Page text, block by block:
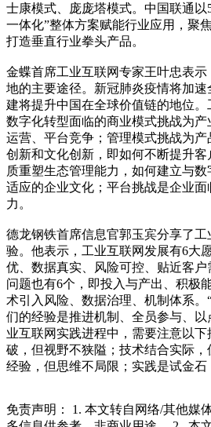
士康模式、庞庞塔模式。中国联通以
一体化”整体方案赋能行业应用，聚
打造垂直行业拳头产品。
金蝶首席工业互联网专家王叶忠表示
地的主要途径。新冠肺炎疫情将加
建将提升中国在全球价值链的地位
数字化转型面临的商业模式挑战为
运营、平台竞争；管理模式挑战为
创新和文化创新，即如何不断提升
质重塑生态管理能力，如何建立与
适应的企业文化；平台挑战是企业
力。
德龙钢铁首席信息官郭玉宾分享了
验。他表示，工业互联网发展有6大
优、数据真实、风险可控、贴近客
问题也有6个，即投入与产出、积极
术引入风险、数据治理、机制体系
们的经验是推进机制、全员参与、以
业互联网实践进程中，需要注意以
破，但视野不狭隘；技术结合实际
经验，但思维不局限；实践是试金石
免责声明： 1. 本文转自网络/其他媒